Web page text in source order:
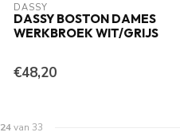
DASSY
DASSY BOSTON DAMES
WERKBROEK WIT/GRIJS
€48,20
24van 33